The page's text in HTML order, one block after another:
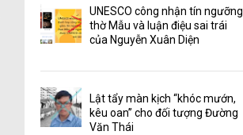
UNESCO công nhận tín ngưỡng
thờ Mẫu và luận điệu sai trái
của Nguyễn Xuân Diện
Lật tẩy màn kịch “khóc mướn,
kêu oan” cho đối tượng Đường
Văn Thái